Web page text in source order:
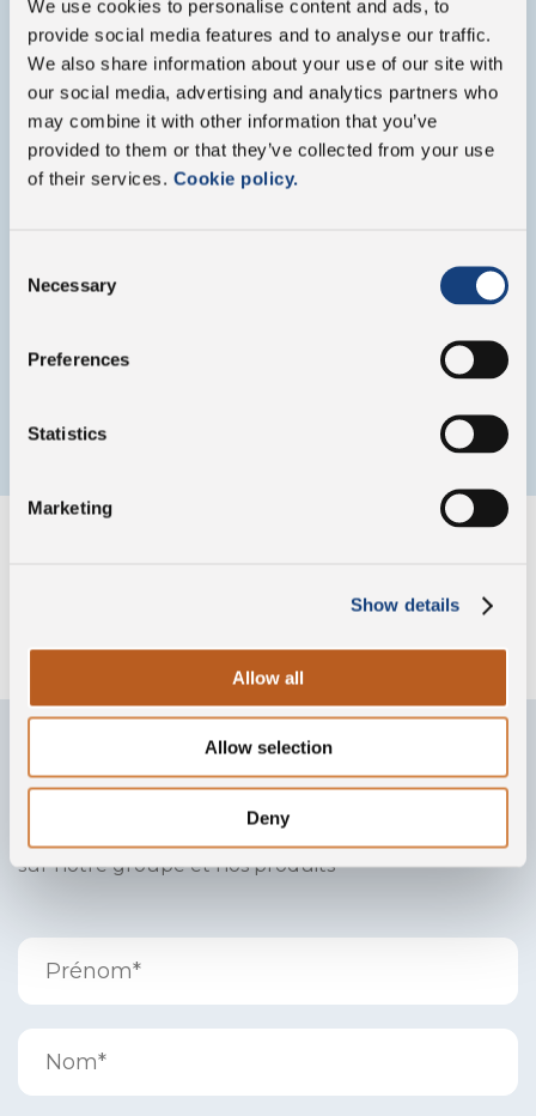
We use cookies to personalise content and ads, to
provide social media features and to analyse our traffic.
We also share information about your use of our site with
our social media, advertising and analytics partners who
may combine it with other information that you’ve
provided to them or that they’ve collected from your use
of their services. Cookie policy.
Selection
Necessary
Preferences
Statistics
Marketing
Show details
Allow all
Allow selection
Deny
Le Groupe
Contactez-nous
Remplissez le formulaire pour toute information
sur notre groupe et nos produits